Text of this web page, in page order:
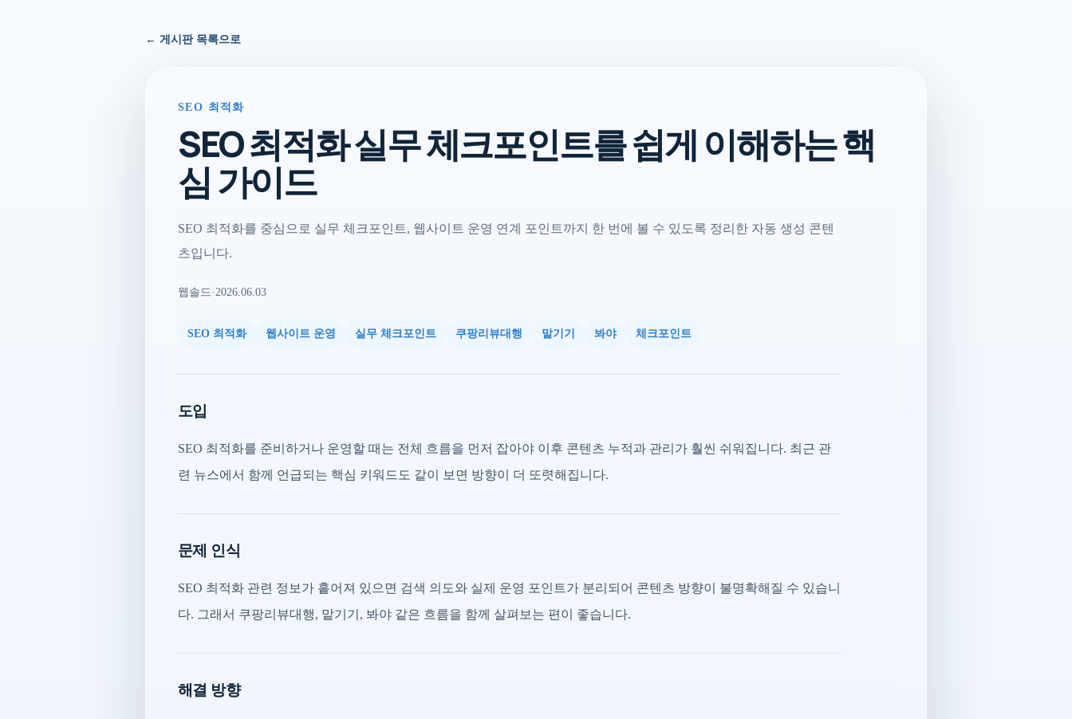
← 게시판 목록으로
SEO 최적화
SEO 최적화 실무 체크포인트를 쉽게 이해하는 핵
심 가이드
SEO 최적화를 중심으로 실무 체크포인트, 웹사이트 운영 연계 포인트까지 한 번에 볼 수 있도록 정리한 자동 생성 콘텐
츠입니다.
웹솔드·2026.06.03
SEO 최적화 웹사이트 운영 실무 체크포인트 쿠팡리뷰대행 맡기기 봐야 체크포인트
도입
SEO 최적화를 준비하거나 운영할 때는 전체 흐름을 먼저 잡아야 이후 콘텐츠 누적과 관리가 훨씬 쉬워집니다. 최근 관
련 뉴스에서 함께 언급되는 핵심 키워드도 같이 보면 방향이 더 또렷해집니다.
문제 인식
SEO 최적화 관련 정보가 흩어져 있으면 검색 의도와 실제 운영 포인트가 분리되어 콘텐츠 방향이 불명확해질 수 있습니
다. 그래서 쿠팡리뷰대행, 맡기기, 봐야 같은 흐름을 함께 살펴보는 편이 좋습니다.
해결 방향